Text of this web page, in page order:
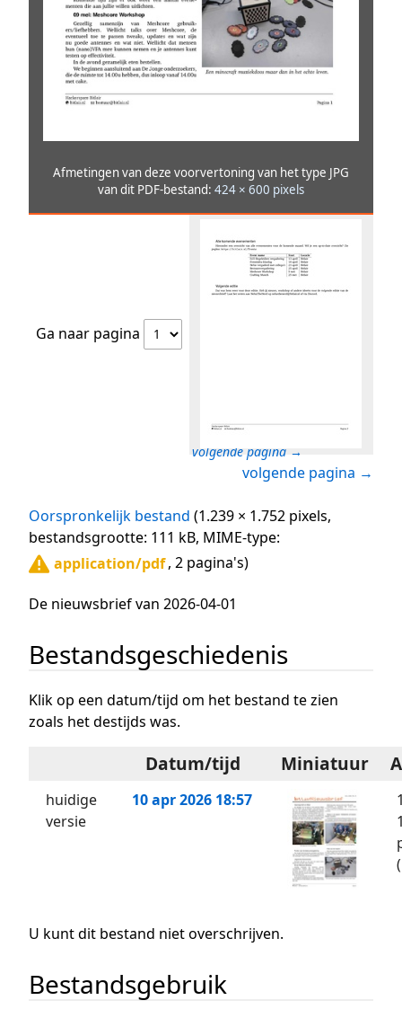
Afmetingen van deze voorvertoning van het type JPG
van dit PDF-bestand: 424 × 600 pixels
Ga naar pagina
volgende pagina →
volgende pagina →
Oorspronkelijk bestand (1.239 × 1.752 pixels,
bestandsgrootte: 111 kB, MIME-type:
application/pdf, 2 pagina's)
De nieuwsbrief van 2026-04-01
Bestandsgeschiedenis
Klik op een datum/tijd om het bestand te zien
zoals het destijds was.
Datum/tijd Miniatuur
huidige
versie
10 apr 2026 18:57
U kunt dit bestand niet overschrijven.
Bestandsgebruik